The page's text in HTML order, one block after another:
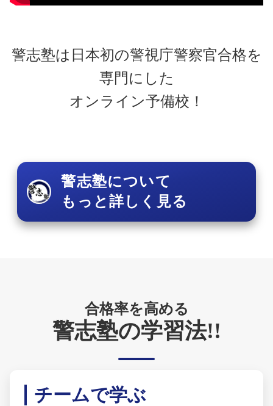
警志塾は日本初の警視庁警察官合格を
専門にした
オンライン予備校！
警志塾について
もっと詳しく見る
合格率を高める
警志塾の学習法!!
チームで学ぶ